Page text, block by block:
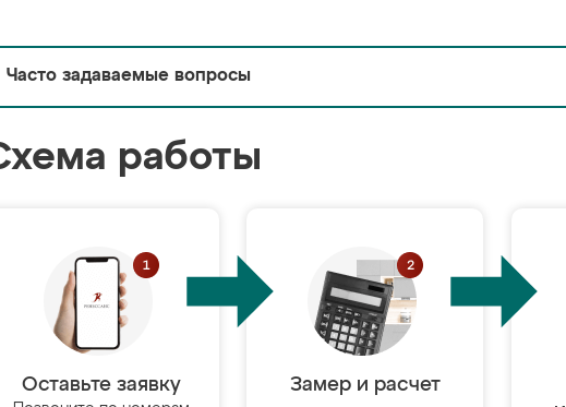
Часто задаваемые вопросы
работы
Оставьте заявку Замер и расчет